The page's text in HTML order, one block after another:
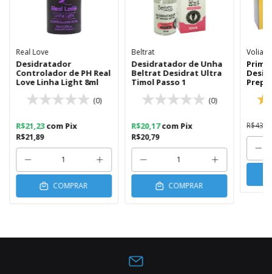
Real Love
Desidratador
Controlador de PH Real
Love Linha Light 8ml
(0)
R$21,89
R$21,23com Pix
COMPRAR
Beltrat
Desidratador de Unha
Beltrat Desidrat Ultra
Timol Passo 1
(0)
R$20,79
R$20,17com Pix
COMPRAR
Volia